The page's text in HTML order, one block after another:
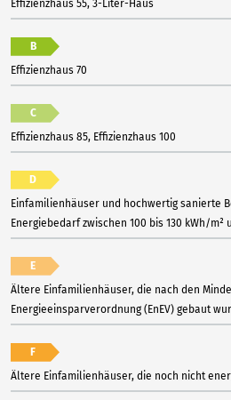
Effizienzhaus 55, 3-Liter-Haus
B
Effizienzhaus 70
C
Effizienzhaus 85, Effizienzhaus 100
D
Einfamilienhäuser und hochwertig sanierte
Energiebedarf zwischen 100 bis 130 kWh/m²
E
Ältere Einfamilienhäuser, die nach den
Energieeinsparverordnung (EnEV) gebaut
F
Ältere Einfamilienhäuser, die noch nicht